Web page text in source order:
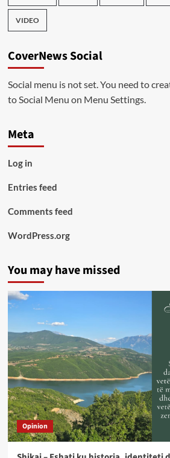
VIDEO
CoverNews Social
Social menu is not set. You need to
to Social Menu on Menu Settings.
Meta
Log in
Entries feed
Comments feed
WordPress.org
You may have missed
Opinion